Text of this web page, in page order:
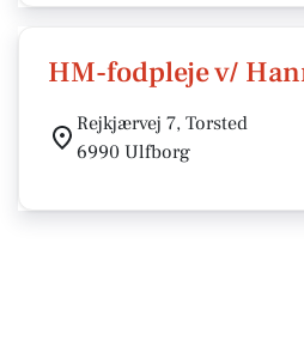
HM-fodpleje v/
Rejkjærvej 7, Torsted
6990 Ulfborg